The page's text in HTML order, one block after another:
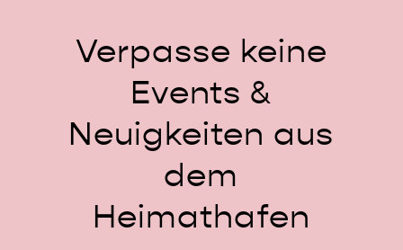
Verpasse keine
Events &
Neuigkeiten aus
dem
Heimathafen